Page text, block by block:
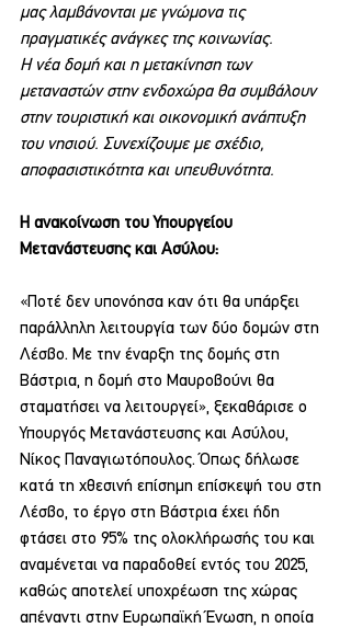
μας λαμβάνονται με γνώμονα τις
πραγματικές ανάγκες της κοινωνίας.
Η νέα δομή και η μετακίνηση των
μεταναστών στην ενδοχώρα θα συμβάλουν
στην τουριστική και οικονομική ανάπτυξη
του νησιού. Συνεχίζουμε με σχέδιο,
αποφασιστικότητα και υπευθυνότητα.
Η ανακοίνωση του Υπουργείου
Μετανάστευσης και Ασύλου:
«Ποτέ δεν υπονόησα καν ότι θα υπάρξει
παράλληλη λειτουργία των δύο δομών στη
Λέσβο. Με την έναρξη της δομής στη
Βάστρια, η δομή στο Μαυροβούνι θα
σταματήσει να λειτουργεί», ξεκαθάρισε ο
Υπουργός Μετανάστευσης και Ασύλου,
Νίκος Παναγιωτόπουλος. Όπως δήλωσε
κατά τη χθεσινή επίσημη επίσκεψή του στη
Λέσβο, το έργο στη Βάστρια έχει ήδη
φτάσει στο 95% της ολοκλήρωσής του και
αναμένεται να παραδοθεί εντός του 2025,
καθώς αποτελεί υποχρέωση της χώρας
απέναντι στην Ευρωπαϊκή Ένωση, η οποία